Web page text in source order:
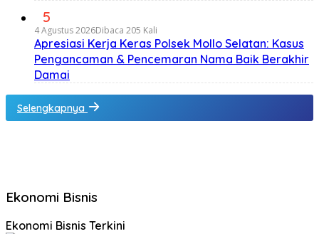
5
4 Agustus 2026Dibaca 205 Kali
Apresiasi Kerja Keras Polsek Mollo Selatan: Kasus
Pengancaman & Pencemaran Nama Baik Berakhir
Damai
Selengkapnya
Ekonomi Bisnis
Ekonomi Bisnis Terkini